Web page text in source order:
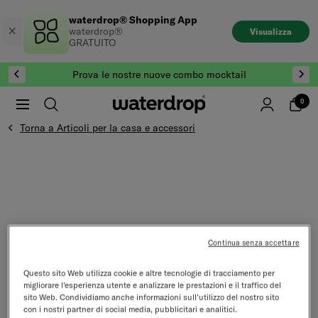
contenuto
waterdrop® Shopping App
waterdrop®
GRATUITO
Visualizza
Prova le nostre nuove combo mocktail
0
Torna a Articoli per la casa e accessori
Questo sito Web utilizza cookie e altre tecnologie di tracciamento per
migliorare l’esperienza utente e analizzare le prestazioni e il traffico del
sito Web. Condividiamo anche informazioni sull’utilizzo del nostro sito
con i nostri partner di social media, pubblicitari e analitici.
Continua senza accettare